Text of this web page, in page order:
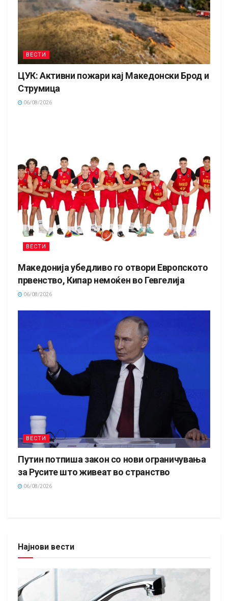
ВЕСТИ
ЦУК: Активни пожари кај Македонски Брод и
Струмица
06/08/2026
ВЕСТИ
Македонија убедливо го отвори Европското
првенство, Кипар немоќен во Гевгелија
06/08/2026
ВЕСТИ
Путин потпиша закон со нови ограничувања
за Русите што живеат во странство
06/08/2026
Најнови вести